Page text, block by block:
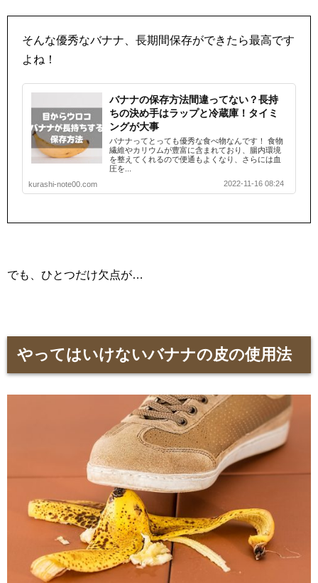
そんな優秀なバナナ、長期間保存ができたら最高です
よね！
バナナの保存方法間違ってない？長持
ちの決め手はラップと冷蔵庫！タイミ
ングが大事
バナナってとっても優秀な食べ物なんです！ 食物
繊維やカリウムが豊富に含まれており、腸内環境
を整えてくれるので便通もよくなり、さらには血
圧を...
kurashi-note00.com
2022-11-16 08:24
でも、ひとつだけ欠点が…
やってはいけないバナナの皮の使用法